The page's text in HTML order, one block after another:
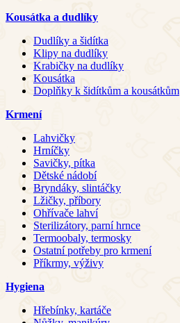
Kousátka a dudlíky
Dudlíky a šidítka
Klipy na dudlíky
Krabičky na dudlíky
Kousátka
Doplňky k šidítkům a kousátkům
Krmení
Lahvičky
Hrníčky
Savičky, pítka
Dětské nádobí
Bryndáky, slintáčky
Lžičky, příbory
Ohřívače lahví
Sterilizátory, parní hrnce
Termoobaly, termosky
Ostatní potřeby pro krmení
Příkrmy, výživy
Hygiena
Hřebínky, kartáče